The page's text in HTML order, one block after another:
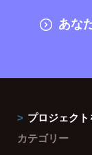
あな
プロジェク
カテゴリー